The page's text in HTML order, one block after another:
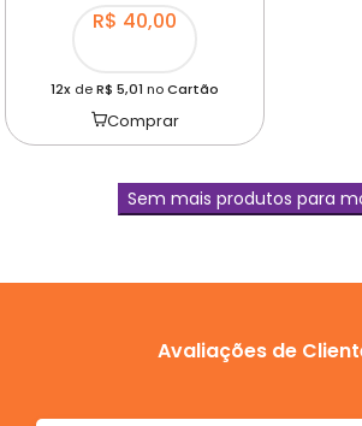
R$ 40,00
12x deR$ 5,01 noCartão
Comprar
Sem mais produtos para
Avaliações de